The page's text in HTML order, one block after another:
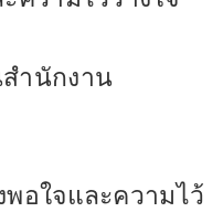
ำนักงาน
อใจและความไว้